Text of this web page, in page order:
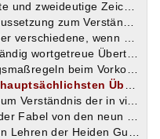
10. Kapitel: Unbekannte und zweideutige Zeichen verhindern oft das Verständnis der Heiligen Schrift
11. Kapitel: Grundvoraussetzung zum Verständnis dunkler Stellen in der Heiligen Schrift ist die Kenntnis vor allem des Hebräischen und Griechischen
12. Kapitel: Voneinander verschiedene, wenn auch nicht gerade falsche Übersetzungen des Urtextes sind nicht ohne Wert
13. Kapitel: Eine vollständig wortgetreue Übertragung des Urtextes macht meistens das Verständnis nicht unmöglich, erschwert es aber vielfach in bedeutendem Grade
14. Kapitel: Verhaltungsmaßregeln beim Vorkommen unbekannter Wörter oder unbekannter Redewendungen
15. Kapitel: Die zwei hauptsächlichsten Übersetzungen des Alten Testamentes sind die lateinische Itala und die griechische Septuaginta
16. Kapitel: Wie man zum Verständnis der in vielen Stellen der Heiligen Schrift verborgenen Symbolik gelangen kann
17. Kapitel: Ursprung der Fabel von den neun Musen
18. Kapitel: Was an den Lehren der Heiden Gutes ist, braucht man nicht zu verachten